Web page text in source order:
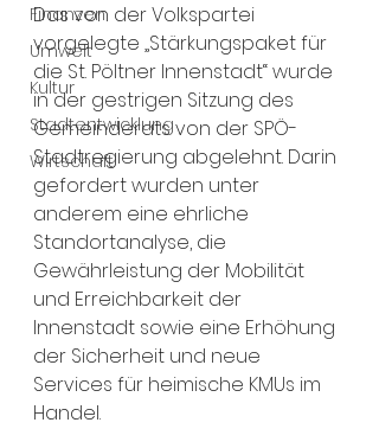
Finanzen
Umwelt
Kultur
Stadtentwicklung
Wirtschaft
Das von der Volkspartei
vorgelegte „Stärkungspaket für
die St. Pöltner Innenstadt“ wurde
in der gestrigen Sitzung des
Gemeinderats von der SPÖ-
Stadtregierung abgelehnt. Darin
gefordert wurden unter
anderem eine ehrliche
Standortanalyse, die
Gewährleistung der Mobilität
und Erreichbarkeit der
Innenstadt sowie eine Erhöhung
der Sicherheit und neue
Services für heimische KMUs im
Handel.